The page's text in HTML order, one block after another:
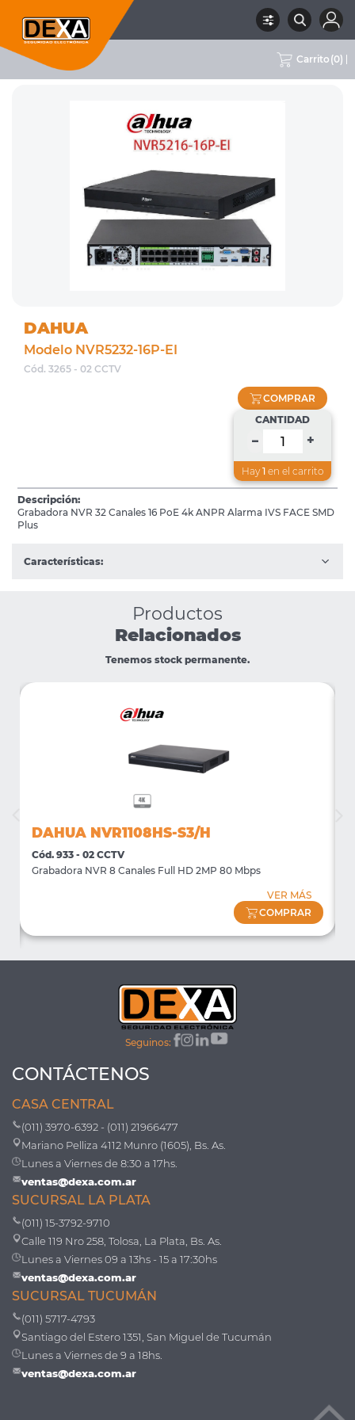
Carrito (0)
RUBRO SUBRUBRO
DAHUA
Modelo NVR5232-16P-EI
Cód. 3265 - 02 CCTV
COMPRAR
CANTIDAD
– +
Hay 1 en el carrito
Descripción:
Grabadora NVR 32 Canales 16 PoE 4k ANPR Alarma IVS FACE SMD
Plus
Características:
Productos
Relacionados
Tenemos stock permanente.
DAHUA NVR1108HS-S3/H
Cód. 933 - 02 CCTV
Grabadora NVR 8 Canales Full HD 2MP 80 Mbps
VER MÁS
COMPRAR
Seguinos:
CONTÁCTENOS
CASA CENTRAL
(011) 3970-6392 - (011) 21966477
Mariano Pelliza 4112 Munro (1605), Bs. As.
Lunes a Viernes de 8:30 a 17hs.
ventas@dexa.com.ar
SUCURSAL LA PLATA
(011) 15-3792-9710
Calle 119 Nro 258, Tolosa, La Plata, Bs. As.
Lunes a Viernes 09 a 13hs - 15 a 17:30hs
ventas@dexa.com.ar
SUCURSAL TUCUMÁN
(011) 5717-4793
Santiago del Estero 1351, San Miguel de Tucumán
Lunes a Viernes de 9 a 18hs.
ventas@dexa.com.ar